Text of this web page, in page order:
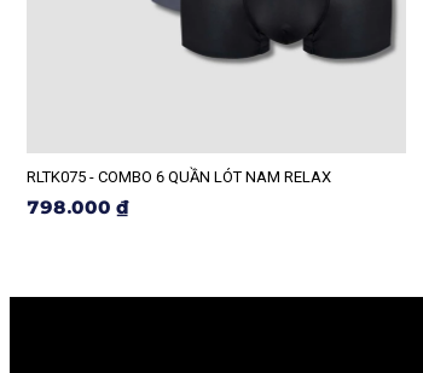
RLTK075 - COMBO 6 QUẦN LÓT NAM RELAX
798.000 ₫